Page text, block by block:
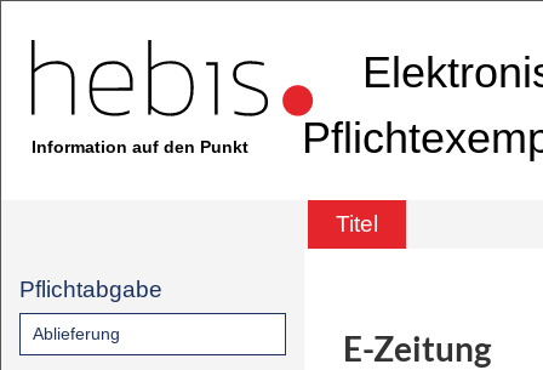
Information auf den Punkt
Titel
Pflichtabgabe
Ablieferung E-Zeitung